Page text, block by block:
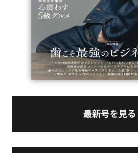
最新号を見る